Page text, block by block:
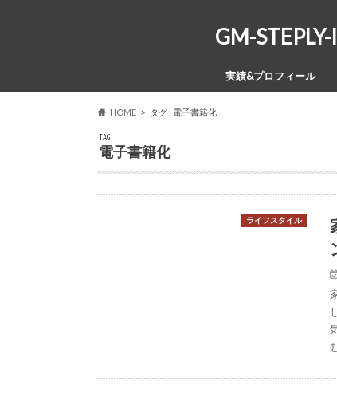
GM-
実績&プロフィール
HOME タグ : 電子書籍化
TAG
電子書籍化
ライフスタイル